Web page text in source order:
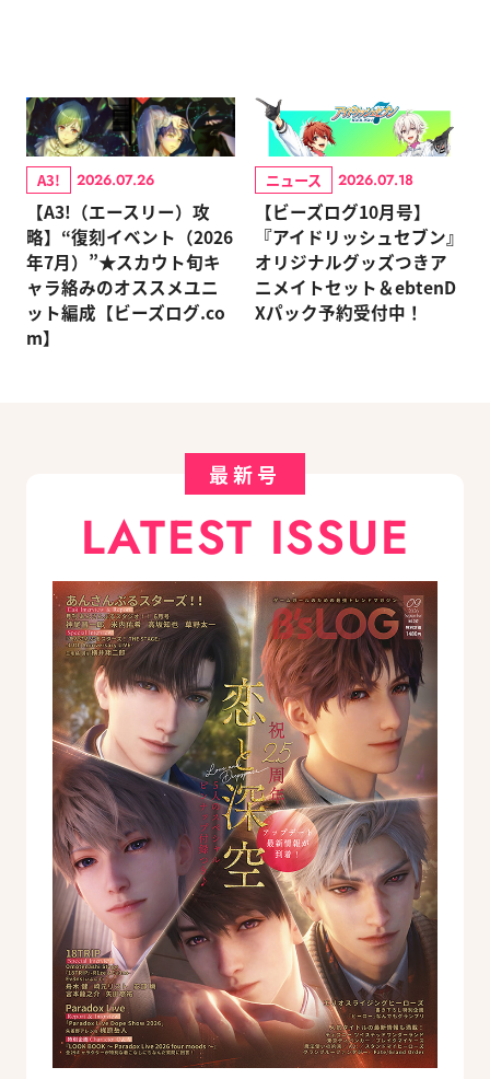
A3! 2026.07.26
【A3!（エースリー）攻
略】“復刻イベント（2026
年7月）”★スカウト旬キ
ャラ絡みのオススメユニ
ット編成【ビーズログ.co
m】
ニュース 2026.07.18
【ビーズログ10月号】
『アイドリッシュセブン』
オリジナルグッズつきア
ニメイトセット＆ebtenD
Xパック予約受付中！
最新号
LATEST ISSUE